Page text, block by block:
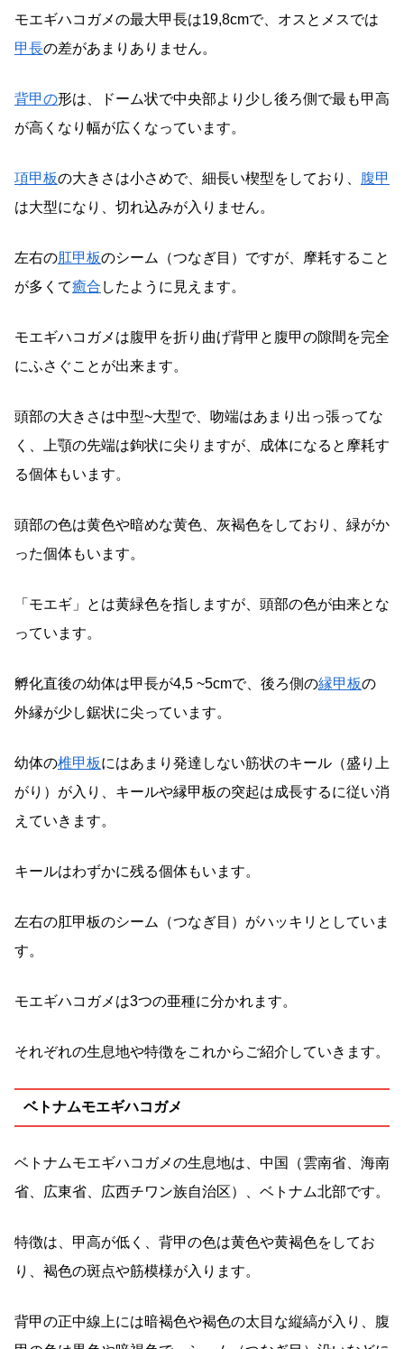
モエギハコガメの最大甲長は19,8cmで、オスとメスでは
甲長の差があまりありません。
背甲の形は、ドーム状で中央部より少し後ろ側で最も甲高
が高くなり幅が広くなっています。
項甲板の大きさは小さめで、細長い楔型をしており、 腹甲
は大型になり、切れ込みが入りません。
左右の肛甲板のシーム（つなぎ目）ですが、摩耗すること
が多くて癒合 したように見えます。
モエギハコガメは腹甲を折り曲げ背甲と腹甲の隙間を完全
にふさぐことが出来ます。
頭部の大きさは中型~大型で、吻端はあまり出っ張ってな
く、上顎の先端は鉤状に尖りますが、成体になると摩耗す
る個体もいます。
頭部の色は黄色や暗めな黄色、灰褐色をしており、緑がか
った個体もいます。
「モエギ」とは黄緑色を指しますが、頭部の色が由来とな
っています。
孵化直後の幼体は甲長が4,5 ~5cmで、後ろ側の縁甲板の
外縁が少し鋸状に尖っています。
幼体の椎甲板にはあまり発達しない筋状のキール（盛り上
がり）が入り、キールや縁甲板の突起は成長するに従い消
えていきます。
キールはわずかに残る個体もいます。
左右の肛甲板のシーム（つなぎ目）がハッキリとしていま
す。
モエギハコガメは3つの亜種に分かれます。
それぞれの生息地や特徴をこれからご紹介していきます。
ベトナムモエギハコガメ
ベトナムモエギハコガメの生息地は、中国（雲南省、海南
省、広東省、広西チワン族自治区）、ベトナム北部です。
特徴は、甲高が低く、背甲の色は黄色や黄褐色をしてお
り、褐色の斑点や筋模様が入ります。
背甲の正中線上には暗褐色や褐色の太目な縦縞が入り、腹